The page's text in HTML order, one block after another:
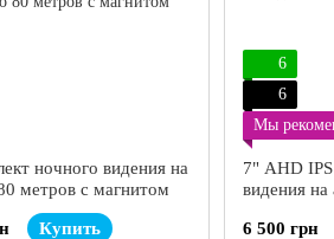
ночного видения на
метров с магнитом
Купить
6
6
Мы
7" AHD
видения на
6 500 грн